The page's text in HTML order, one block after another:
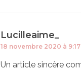
Lucilleaime_
18 novembre 2020 à
Un article sincère